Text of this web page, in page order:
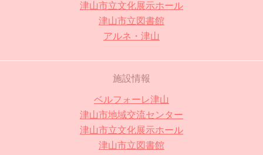
津山市立文化展示ホール
津山市立図書館
アルネ・津山
施設情報
ベルフォーレ津山
津山市地域交流センター
津山市立文化展示ホール
津山市立図書館